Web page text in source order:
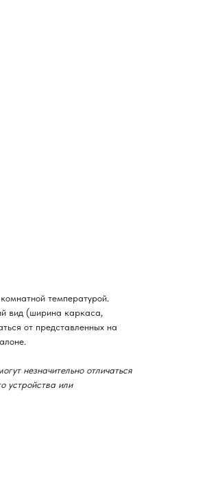
температурой.
вид (ширина каркаса,
от представленных на
незначительно отличаться
устройства или